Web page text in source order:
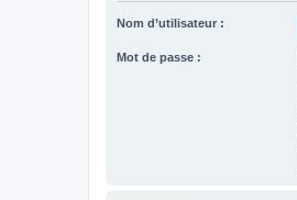
Nom d’utilisateur :
Mot de passe :